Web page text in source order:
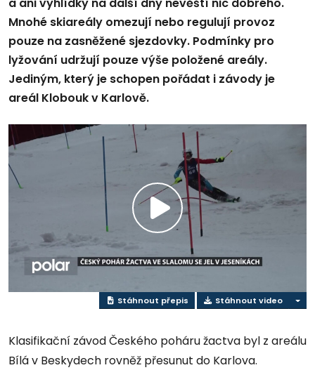
a ani vyhlídky na další dny nevěští nic dobrého.
Mnohé skiareály omezují nebo regulují provoz
pouze na zasněžené sjezdovky. Podmínky pro
lyžování udržují pouze výše položené areály.
Jediným, který je schopen pořádat i závody je
areál Klobouk v Karlově.
Přehrát
video
Stáhnout přepis Stáhnout video
Klasifikační závod Českého poháru žactva byl z areálu
Bílá v Beskydech rovněž přesunut do Karlova.